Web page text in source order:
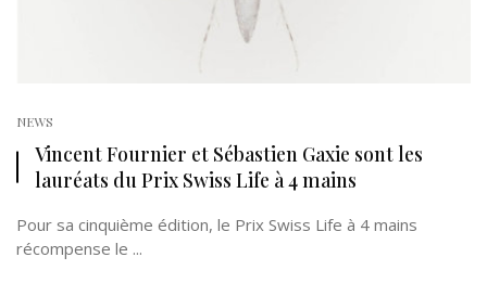
NEWS
Vincent Fournier et Sébastien Gaxie sont les
lauréats du Prix Swiss Life à 4 mains
Pour sa cinquième édition, le Prix Swiss Life à 4 mains
récompense le ...